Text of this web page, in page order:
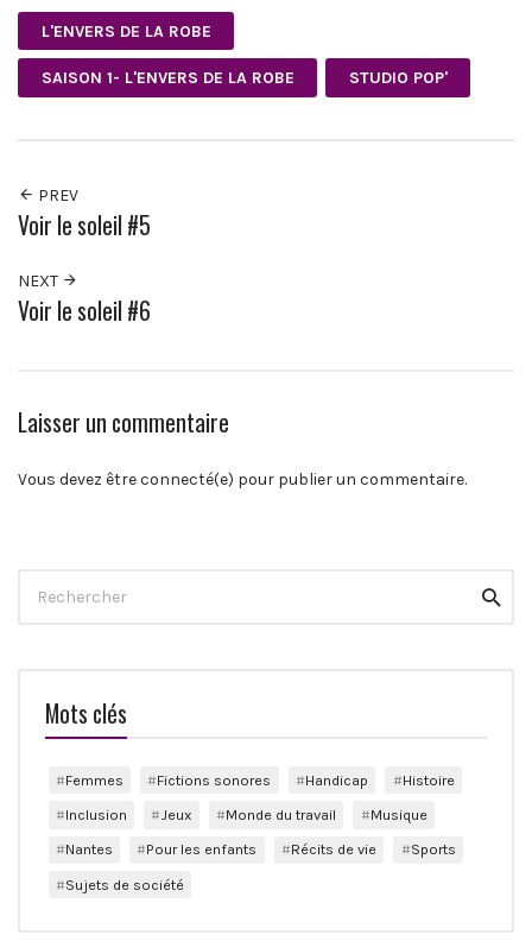
L'ENVERS DE LA ROBE
SAISON 1- L'ENVERS DE LA ROBE STUDIO POP'
PREV
Voir le soleil #5
NEXT
Voir le soleil #6
Laisser un commentaire
Vous devez être connecté(e) pour publier un commentaire.
for:
Mots clés
Femmes Fictions sonores Handicap
Histoire
Inclusion
Jeux Monde du travail
Musique
Nantes
Pour les enfants Récits de vie
Sports
Sujets de société